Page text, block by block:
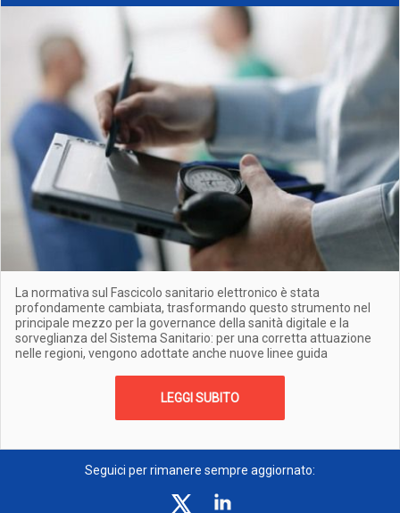
La normativa sul Fascicolo sanitario elettronico è stata
profondamente cambiata, trasformando questo strumento nel
principale mezzo per la governance della sanità digitale e la
sorveglianza del Sistema Sanitario: per una corretta attuazione
nelle regioni, vengono adottate anche nuove linee guida
LEGGI SUBITO
Seguici per rimanere sempre aggiornato: